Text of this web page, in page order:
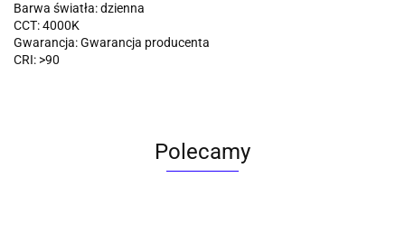
Barwa światła: dzienna
CCT: 4000K
Gwarancja: Gwarancja producenta
CRI: >90
Polecamy